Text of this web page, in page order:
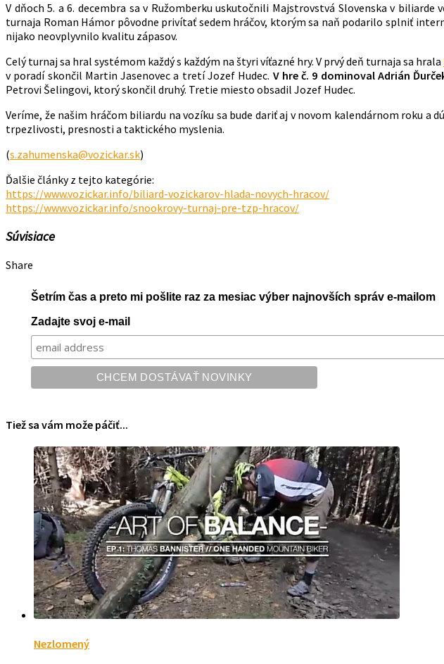
V dňoch 5. a 6. decembra sa v Ružomberku uskutočnili Majstrovstvá Slovenska v
turnaja Roman Hámor pôvodne privítať sedem hráčov, ktorým sa naň podarilo splniť
nijako neovplyvnilo kvalitu zápasov.
Celý turnaj sa hral systémom každý s každým na štyri víťazné hry. V prvý deň turnaja sa hrala
v poradí skončil Martin Jasenovec a tretí Jozef Hudec. V hre č. 9 dominoval Adrián
Petrovi Šelingovi, ktorý skončil druhý. Tretie miesto obsadil Jozef Hudec.
Veríme, že našim hráčom biliardu na vozíku sa bude dariť aj v novom kalendárnom roku a
trpezlivosti, presnosti a taktického myslenia.
(s.zahumenska@vozickar.sk)
Ďalšie články z tejto kategórie:
https://www.vozickar.info/biliard-vozickarov-hlada-novych-hracov/
https://www.vozickar.info/snookrovy-turnaj-pre-tzp-hracov/
Súvisiace
Share
Šetrím čas a preto mi pošlite raz za mesiac výber najnovších správ e-mailom
Zadajte svoj e-mail
Tiež sa vám može páčiť...
Nezlomený